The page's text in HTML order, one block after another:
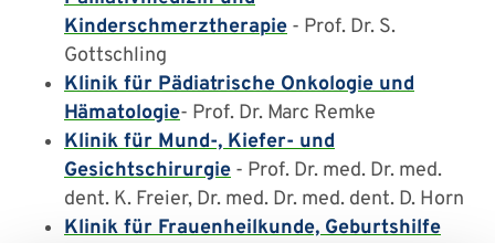
Kinderschmerztherapie - Prof. Dr. S.
Gottschling
Klinik für Pädiatrische Onkologie und
Hämatologie- Prof. Dr. Marc Remke
Klinik für Mund-, Kiefer- und
Gesichtschirurgie - Prof. Dr. med. Dr. med.
dent. K. Freier, Dr. med. Dr. med. dent. D. Horn
Klinik für Frauenheilkunde, Geburtshilfe